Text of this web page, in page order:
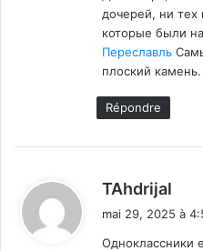
дочерей, ни
которые были
Переславль
плоский камень.
Répondre
TAhdrijal
mai 29, 2025 à
Одноклассники